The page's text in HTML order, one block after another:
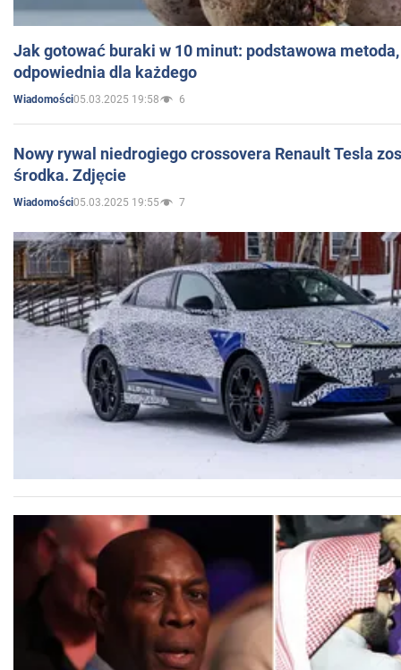
Jak gotować buraki w 10 minut: podstawowa
odpowiednia dla każdego
Wiadomości05.03.2025 19:58 6
Nowy rywal niedrogiego crossovera Renault Tesla
środka. Zdjęcie
Wiadomości05.03.2025 19:55 7